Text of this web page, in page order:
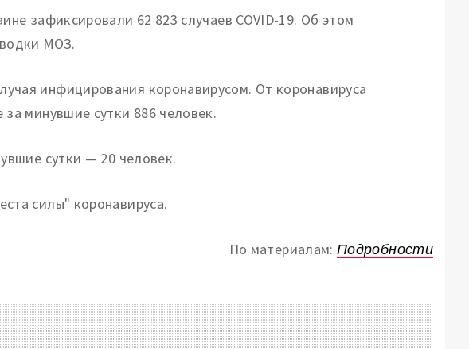
зафиксировали 62 823 случаев COVID-19. Об этом
МОЗ.
инфицирования коронавирусом. От коронавируса
минувшие сутки 886 человек.
сутки — 20 человек.
силы" коронавируса.
По материалам:Подробности